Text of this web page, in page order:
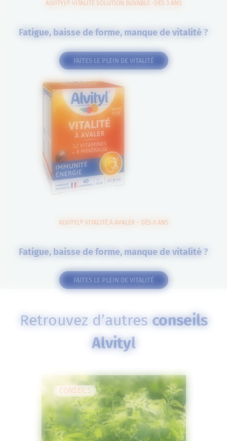
ALVITYL® VITALITÉ SOLUTION BUVABLE -DÈS 3 ANS
Fatigue, baisse de forme, manque de vitalité ?
FAITES LE PLEIN DE VITALITÉ
ALVITYL® VITALITÉ À AVALER – DÈS 6 ANS
Fatigue, baisse de forme, manque de vitalité ?
FAITES LE PLEIN DE VITALITÉ
Retrouvez d’autres conseils
Alvityl
CONSEILS